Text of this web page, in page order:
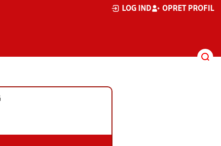
LOG IND OPRET PROFIL